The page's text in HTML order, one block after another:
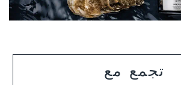
تجمع مع